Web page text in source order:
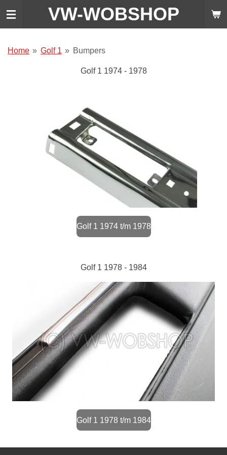
Ga
de
VW-WOBSHOP
Home » Golf 1 » Bumpers
Golf 1 1974 - 1978
Golf 1 1974 t/m 1978
Golf 1 1978 - 1984
Golf 1 1978 t/m 1984